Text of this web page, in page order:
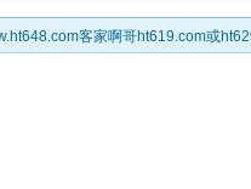
客家啊哥ht619.com或